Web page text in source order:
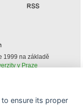
1999 na základě
v Praze
je možné
ensure its proper